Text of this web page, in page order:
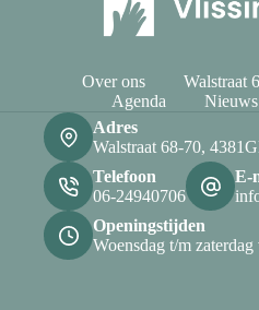
Over ons Walstraat
Agenda
Nieuws
Adres
Walstraat 68-70,
Telefoon
06-24940706
E-
Openingstijden
Woensdag t/m